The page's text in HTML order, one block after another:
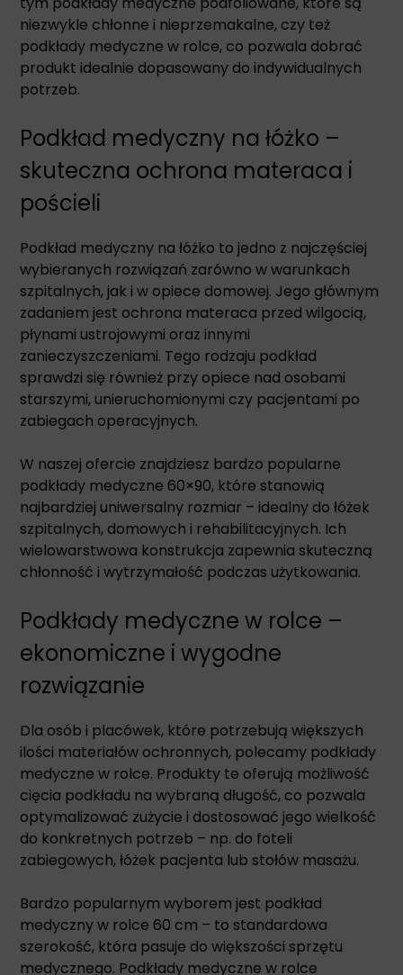
niezwykle chłonne i nieprzemakalne, czy też
podkłady medyczne w rolce, co pozwala dobrać
produkt idealnie dopasowany do indywidualnych
potrzeb.
Podkład medyczny na łóżko –
skuteczna ochrona materaca i
pościeli
Podkład medyczny na łóżko to jedno z najczęściej
wybieranych rozwiązań zarówno w warunkach
szpitalnych, jak i w opiece domowej. Jego głównym
zadaniem jest ochrona materaca przed wilgocią,
płynami ustrojowymi oraz innymi
zanieczyszczeniami. Tego rodzaju podkład
sprawdzi się również przy opiece nad osobami
starszymi, unieruchomionymi czy pacjentami po
zabiegach operacyjnych.
W naszej ofercie znajdziesz bardzo popularne
podkłady medyczne 60×90, które stanowią
najbardziej uniwersalny rozmiar – idealny do łóżek
szpitalnych, domowych i rehabilitacyjnych. Ich
wielowarstwowa konstrukcja zapewnia skuteczną
chłonność i wytrzymałość podczas użytkowania.
Podkłady medyczne w rolce –
ekonomiczne i wygodne
rozwiązanie
Dla osób i placówek, które potrzebują większych
ilości materiałów ochronnych, polecamy podkłady
medyczne w rolce. Produkty te oferują możliwość
cięcia podkładu na wybraną długość, co pozwala
optymalizować zużycie i dostosować jego wielkość
do konkretnych potrzeb – np. do foteli
zabiegowych, łóżek pacjenta lub stołów masażu.
Bardzo popularnym wyborem jest podkład
medyczny w rolce 60 cm – to standardowa
szerokość, która pasuje do większości sprzętu
medycznego. Podkłady medyczne w rolce